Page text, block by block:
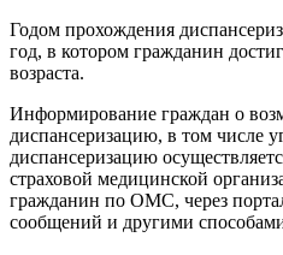
Годом прохождения
год, в котором гражданин
возраста.
Информирование граждан о
диспансеризацию, в том числе
диспансеризацию
страховой медицинской
гражданин по ОМС, через
сообщений и другими